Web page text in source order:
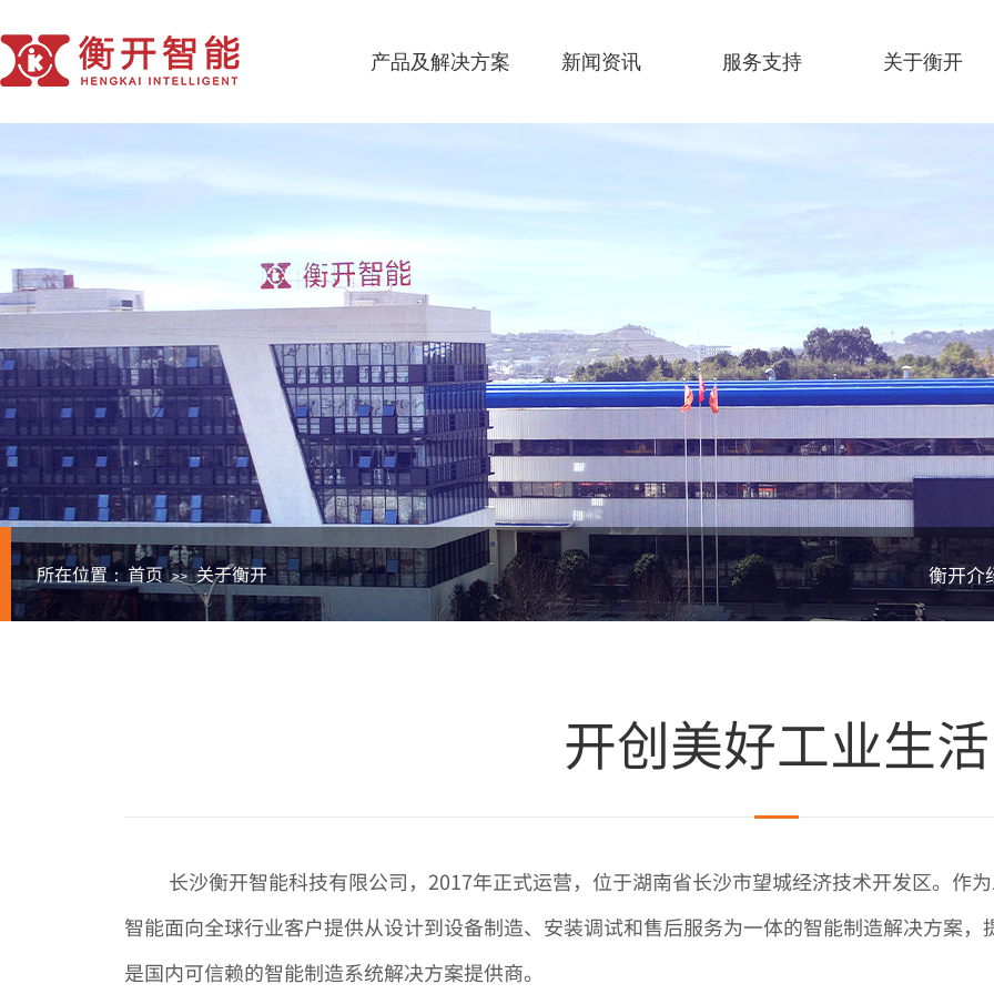
产品及解决方案 新闻资讯 服务支持 关于衡开
衡开介
所在位置：首页 >> 关于衡开
开创美好工业生活
长沙衡开智能科技有限公司，2017年正式运营，位于湖南省长沙市望城经济技术开发区。作
智能面向全球行业客户提供从设计到设备制造、安装调试和售后服务为一体的智能制造解决方案
是国内可信赖的智能制造系统解决方案提供商。